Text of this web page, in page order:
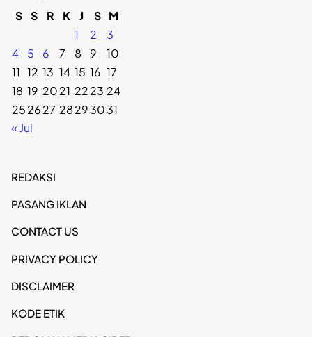
S S R K J S M
1
2
3
4
5 6 7 8 9
10
11 12 13 14 15 16 17
18 19 2021 2223 24
252627 28293031
« Jul
REDAKSI
PASANG IKLAN
CONTACT US
PRIVACY POLICY
DISCLAIMER
KODE ETIK